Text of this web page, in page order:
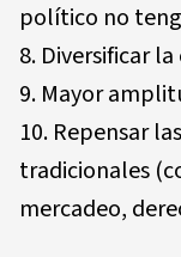
político no
Diversificar
Mayor
Repensar
tradicionales
mercadeo,